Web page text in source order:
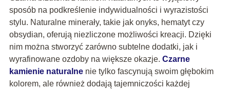
sposób na podkreślenie indywidualności i wyrazistości
stylu. Naturalne minerały, takie jak onyks, hematyt czy
obsydian, oferują niezliczone możliwości kreacji. Dzięki
nim można stworzyć zarówno subtelne dodatki, jak i
wyrafinowane ozdoby na większe okazje. Czarne
kamienie naturalnenie tylko fascynują swoim głębokim
kolorem, ale również dodają tajemniczości każdej